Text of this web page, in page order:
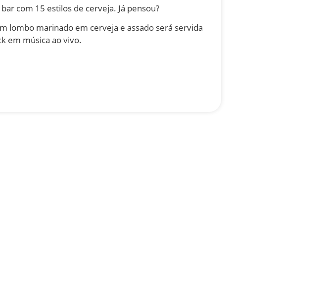
com 15 estilos de cerveja. Já pensou?
lombo marinado em cerveja e assado será servida
em música ao vivo.